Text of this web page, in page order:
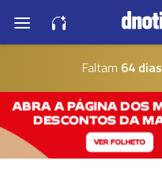
Faltam 64 dias